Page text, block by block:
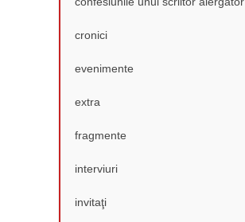
cronici
evenimente
extra
fragmente
interviuri
invitaţi